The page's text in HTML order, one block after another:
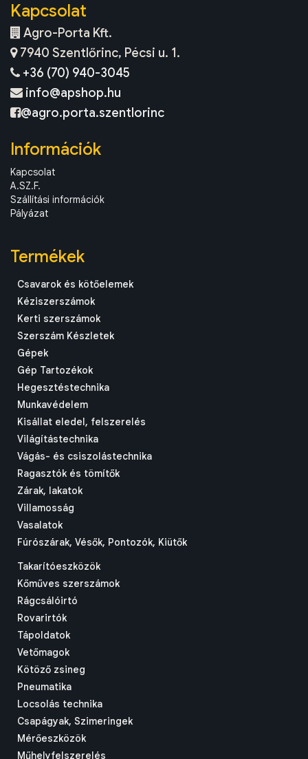
Kapcsolat
Agro-Porta Kft.
7940 Szentlőrinc, Pécsi u. 1.
+36 (70) 940-3045
info@apshop.hu
@agro.porta.szentlorinc
Információk
Kapcsolat
A.SZ.F.
Szállítási információk
Pályázat
Termékek
Csavarok és kötőelemek
Kéziszerszámok
Kerti szerszámok
Szerszám Készletek
Gépek
Gép Tartozékok
Hegesztéstechnika
Munkavédelem
Kisállat eledel, felszerelés
Világítástechnika
Vágás- és csiszolástechnika
Ragasztók és tömítők
Zárak, lakatok
Villamosság
Vasalatok
Fúrószárak, Vésők, Pontozók, Kiütők
Takarítóeszközök
Kőműves szerszámok
Rágcsálóirtó
Rovarirtók
Tápoldatok
Vetőmagok
Kötöző zsineg
Pneumatika
Locsolás technika
Csapágyak, Szimeringek
Mérőeszközök
Műhelyfelszerelés